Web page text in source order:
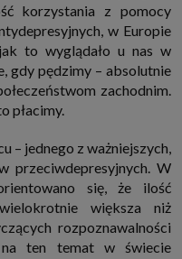
korzystania z pomocy
w Europie
to wyglądało u nas w
gdy pędzimy – absolutnie
zachodnim.
płacimy.
– jednego z ważniejszych,
przeciwdepresyjnych. W
się, że ilość
większa niż
rozpoznawalności
na ten temat w świecie